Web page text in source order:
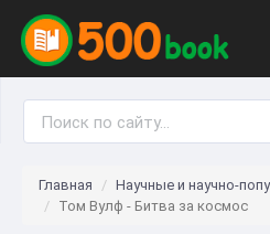
Главная Научные и научно-
Том Вулф - Битва за космос